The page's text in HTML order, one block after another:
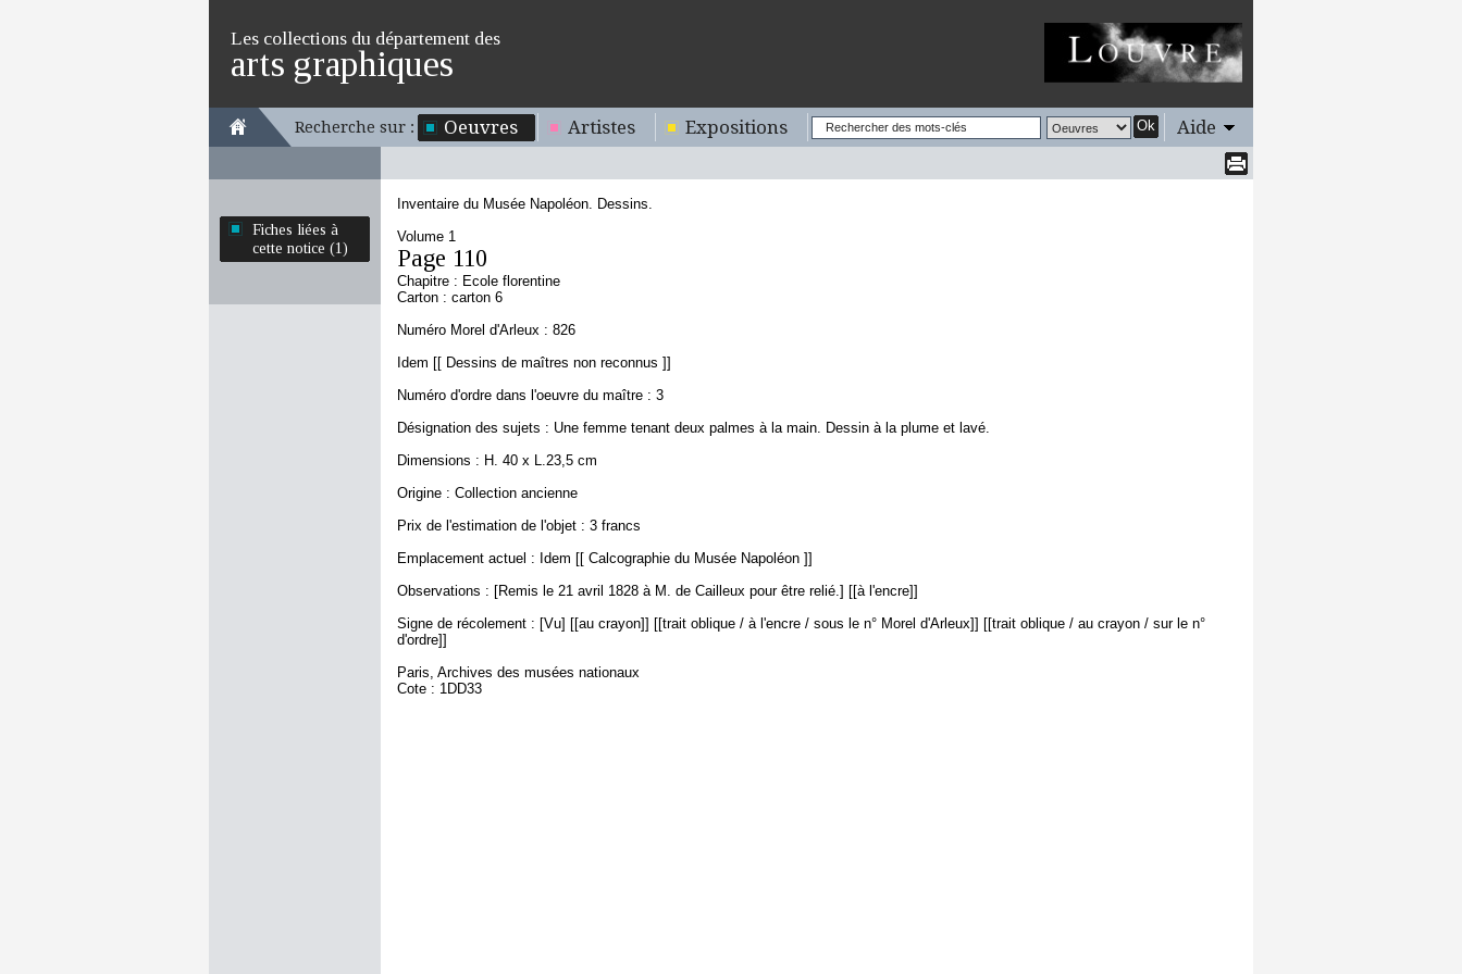
Les collections du département des
arts graphiques
Recherche sur : Oeuvres Artistes Expositions Ok Aide
Fiches liées à
cette notice (1)
Inventaire du Musée Napoléon. Dessins.
Volume 1
Page 110
Chapitre : Ecole florentine
Carton : carton 6
Numéro Morel d'Arleux : 826
Idem [[ Dessins de maîtres non reconnus ]]
Numéro d'ordre dans l'oeuvre du maître : 3
Désignation des sujets : Une femme tenant deux palmes à la main. Dessin à la plume et lavé.
Dimensions : H. 40 x L.23,5 cm
Origine : Collection ancienne
Prix de l'estimation de l'objet : 3 francs
Emplacement actuel : Idem [[ Calcographie du Musée Napoléon ]]
Observations : [Remis le 21 avril 1828 à M. de Cailleux pour être relié.] [[à l'encre]]
Signe de récolement : [Vu] [[au crayon]] [[trait oblique / à l'encre / sous le n° Morel d'Arleux]] [[trait oblique / au crayon / sur le n°
d'ordre]]
Paris, Archives des musées nationaux
Cote : 1DD33